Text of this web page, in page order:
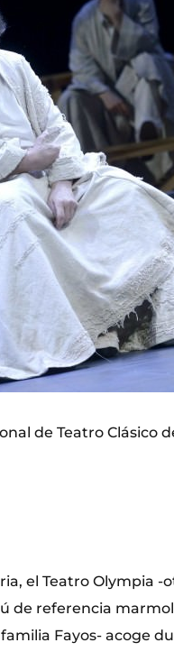
de Teatro Clásico
el Teatro Olympia -
de referencia
Fayos- acoge